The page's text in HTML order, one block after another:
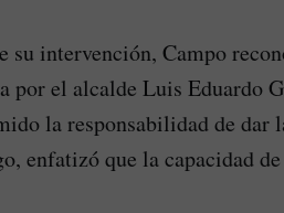
su intervención, Campo
por el alcalde Luis Eduardo
la responsabilidad de
enfatizó que la capacidad